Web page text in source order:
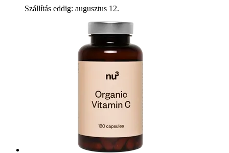
Szállítás eddig: augusztus 12.